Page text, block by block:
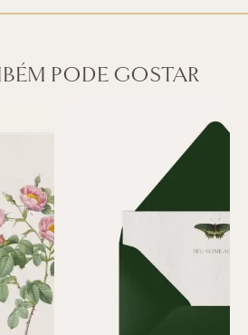
PODE GOSTAR